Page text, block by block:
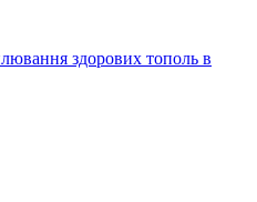
здорових тополь в